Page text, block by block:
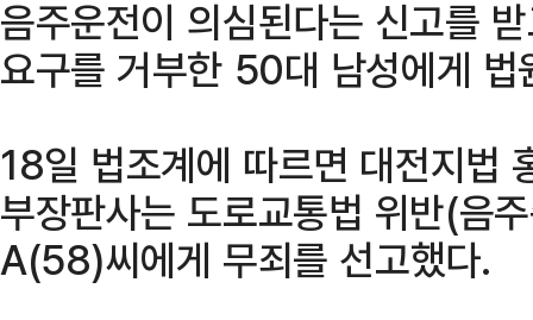
음주운전이 의심된다는 신고를
요구를 거부한 50대 남성에게 법
18일 법조계에 따르면 대전지법
부장판사는 도로교통법 위반(음
A(58)씨에게 무죄를 선고했다.